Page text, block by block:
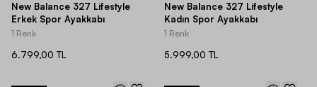
New Balance 327 Lifestyle
Erkek Spor Ayakkabı
1 Renk
6.799,00 TL
New Balance 327 Lifestyle
Kadın Spor Ayakkabı
1 Renk
5.999,00 TL